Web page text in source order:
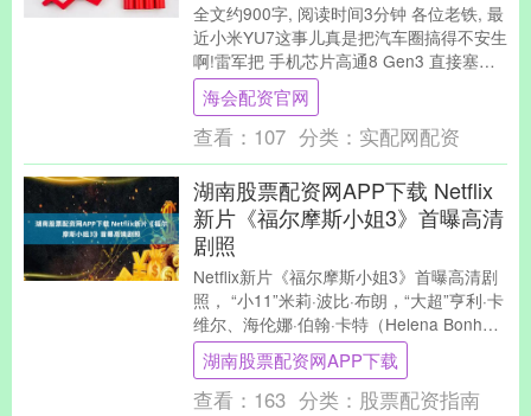
全文约900字, 阅读时间3分钟 各位老铁, 最
近小米YU7这事儿真是把汽车圈搞得不安生
啊!雷军把 手机芯片高通8 Gen3 直接塞进
车里当智能座舱主控, 这操....
海会配资官网
查看： 107 分类： 实配网配资
湖南股票配资网APP下载 Netflix
新片《福尔摩斯小姐3》首曝高清
剧照
Netflix新片《福尔摩斯小姐3》首曝高清剧
照， “小11”米莉·波比·布朗，“大超”亨利·卡
维尔、海伦娜·伯翰·卡特（Helena Bonham
Carte....
湖南股票配资网APP下载
查看： 163 分类： 股票配资指南